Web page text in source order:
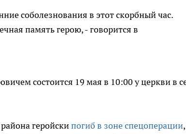
соболезнования в этот скорбный час.
память герою, - говорится в
состоится 19 мая в 10:00 у церкви в
геройскипогиб в зоне спецоперации